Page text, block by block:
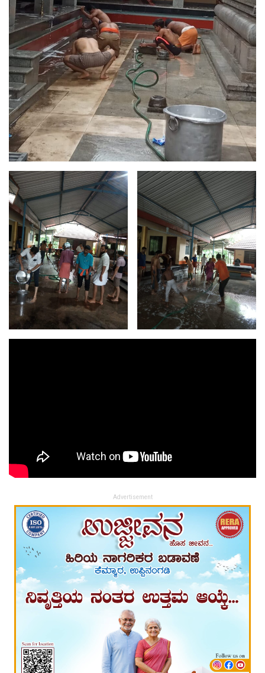
Advertisement